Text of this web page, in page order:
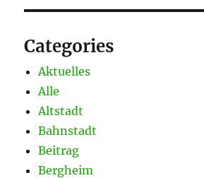
Categories
Aktuelles
Alle
Altstadt
Bahnstadt
Beitrag
Bergheim